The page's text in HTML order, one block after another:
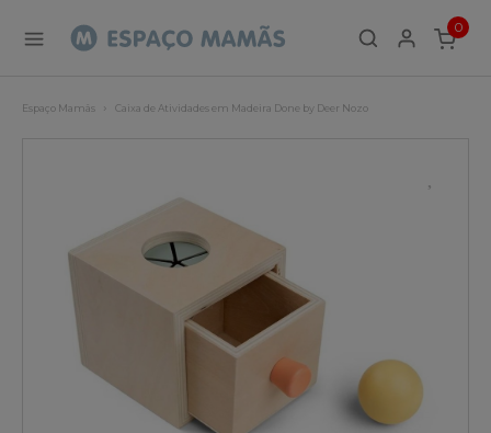
0
ITEMS
Espaço Mamãs Caixa de Atividades em Madeira Done by Deer Nozo